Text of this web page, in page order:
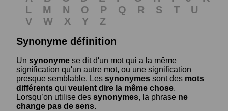
L
M N O P Q R S T
U
V
W X Y
Z
Synonyme définition
Un synonyme se dit d'un mot qui a la même
signification qu'un autre mot, ou une signification
presque semblable. Les synonymes sont des mots
différents qui veulent dire la même chose.
Lorsqu’on utilise des synonymes, la phrase ne
change pas de sens.